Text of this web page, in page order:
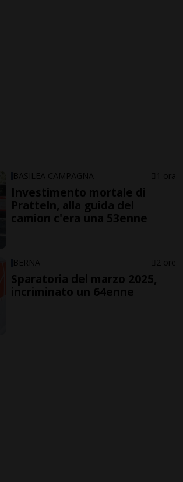
BASILEA CAMPAGNA 1 ora
Investimento mortale di
Pratteln, alla guida del
camion c'era una 53enne
BERNA 2 ore
Sparatoria del marzo 2025,
incriminato un 64enne